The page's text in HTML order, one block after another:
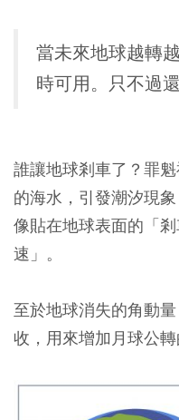
當未來地球越轉
時可用。只不過
誰讓地球剎車了？罪
的海水，引發潮汐現
像貼在地球表面的「
速」。
至於地球消失的角動
收，用來增加月球公